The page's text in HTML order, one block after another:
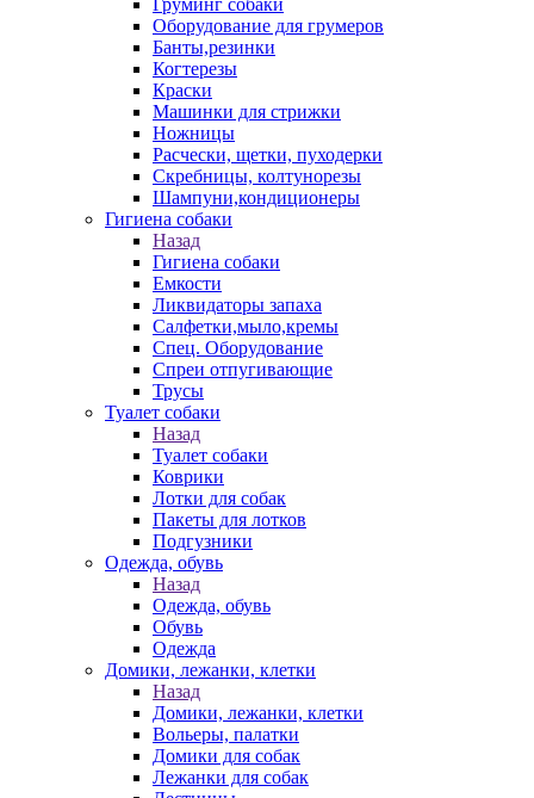
Груминг собаки
Оборудование для грумеров
Банты,резинки
Когтерезы
Краски
Машинки для стрижки
Ножницы
Расчески, щетки, пуходерки
Скребницы, колтунорезы
Шампуни,кондиционеры
Гигиена собаки
Назад
Гигиена собаки
Емкости
Ликвидаторы запаха
Салфетки,мыло,кремы
Спец. Оборудование
Спреи отпугивающие
Трусы
Туалет собаки
Назад
Туалет собаки
Коврики
Лотки для собак
Пакеты для лотков
Подгузники
Одежда, обувь
Назад
Одежда, обувь
Обувь
Одежда
Домики, лежанки, клетки
Назад
Домики, лежанки, клетки
Вольеры, палатки
Домики для собак
Лежанки для собак